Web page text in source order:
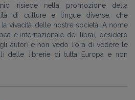
risiede nella promozione della
di culture e lingue diverse, che
vivacità delle nostre società. A nome
e internazionale dei librai, desidero
autori e non vedo l'ora di vedere le
delle librerie di tutta Europa e non